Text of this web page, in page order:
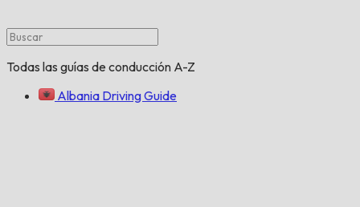
Todas las guías de conducción A-Z
Albania Driving Guide